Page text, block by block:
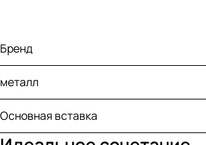
Бренд
металл
Основная вставка